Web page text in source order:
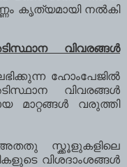
കൃത്യമായി നല്‍കി
വിവരങ്ങള്‍
ഹോംപേജില്‍
വിവരങ്ങള്‍
മാറ്റങ്ങള്‍ വരുത്തി
അതതു സ്ക്കൂളുകളിലെ
വിശദാംശങ്ങള്‍